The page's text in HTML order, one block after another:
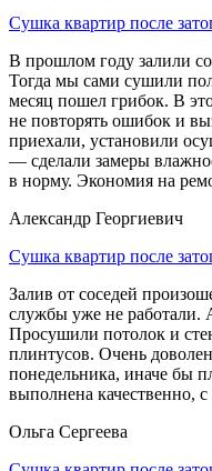
Сушка квартир после
В прошлом году залили
Тогда мы сами сушили
месяц пошел грибок. В
не повторять ошибок и
приехали, установили
— сделали замеры
в норму. Экономия на
Александр Георгиевич
Сушка квартир после
Залив от соседей
службы уже не работали.
Просушили потолок и
плинтусов. Очень
понедельника, иначе бы
выполнена качественно,
Ольга Сергеева